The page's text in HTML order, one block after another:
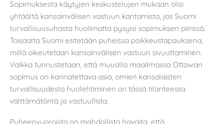
Sopimuksesta käytyjen keskustelujen mukaan olisi
yhtäältä kansainvälisen vastuun kantamista, jos Suomi
turvallisuusuhasta huolimatta pysyisi sopimuksen piirissä.
Toisaalta Suomi esitetään puheissa poikkeustapauksena,
millä oikeutetaan kansainvälisen vastuun sivuuttaminen.
Vaikka tunnustetaan, että muualla maailmassa Ottawan
sopimus on kannatettava asia, omien kansalaisten
turvallisuudesta huolehtiminen on tässä tilanteessa
välttämätöntä ja vastuullista.
Puheenvuoroista on mahdollista havaita, että